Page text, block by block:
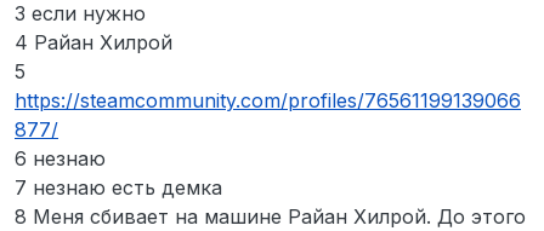
3 если нужно
4 Райан Хилрой
5
https://steamcommunity.com/profiles/76561199139066
877/
6 незнаю
7 незнаю есть демка
8 Меня сбивает на машине Райан Хилрой. До этого